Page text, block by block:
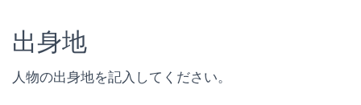
出身地
人物の出身地を記入してください。